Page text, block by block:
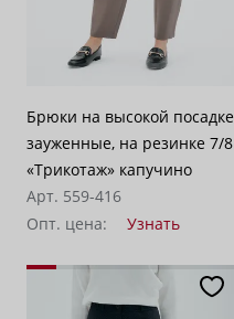
Брюки на высокой посадке
зауженные, на резинке 7/8
«Трикотаж» капучино
Арт. 559-416
Опт. цена:
Узнать